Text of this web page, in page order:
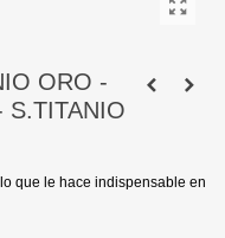
ORO -
S.TITANIO
que le hace indispensable en